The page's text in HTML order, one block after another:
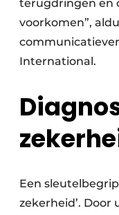
terugdringen en
voorkomen”,
International.
Een
zekerheid’. Door